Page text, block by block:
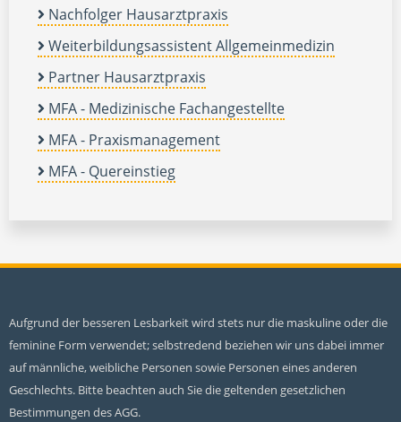
Nachfolger Hausarztpraxis
Weiterbildungsassistent Allgemeinmedizin
Partner Hausarztpraxis
MFA - Medizinische Fachangestellte
MFA - Praxismanagement
MFA - Quereinstieg
Aufgrund der besseren Lesbarkeit wird stets nur die maskuline oder die
feminine Form verwendet; selbstredend beziehen wir uns dabei immer
auf männliche, weibliche Personen sowie Personen eines anderen
Geschlechts. Bitte beachten auch Sie die geltenden gesetzlichen
Bestimmungen des AGG.